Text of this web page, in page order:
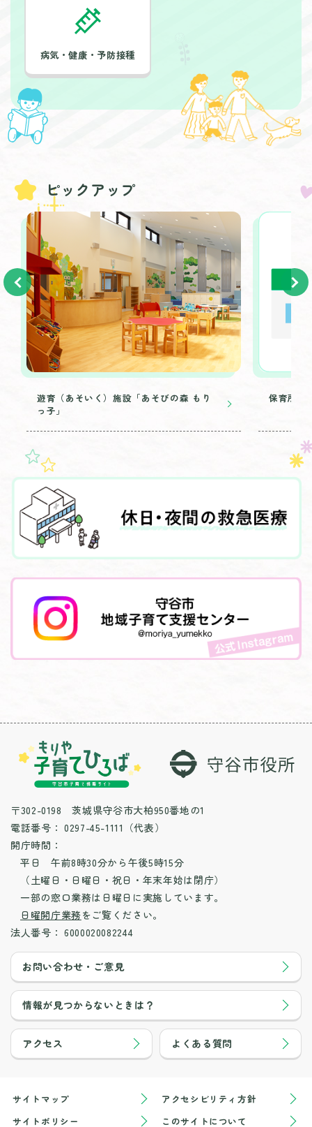
病気・健康・予防接種
ピックアップ
遊育（あそいく）施設「あそびの森 もり
っ子」
保育所の
〒302-0198 茨城県守谷市大柏950番地の1
電話番号： 0297-45-1111（代表）
開庁時間：
平日 午前8時30分から午後5時15分
（土曜日・日曜日・祝日・年末年始は閉庁）
一部の窓口業務は日曜日に実施しています。
日曜開庁業務をご覧ください。
法人番号： 6000020082244
お問い合わせ・ご意見
情報が見つからないときは？
アクセス よくある質問
サイトマップ
アクセシビリティ方針
サイトポリシー
このサイトについて